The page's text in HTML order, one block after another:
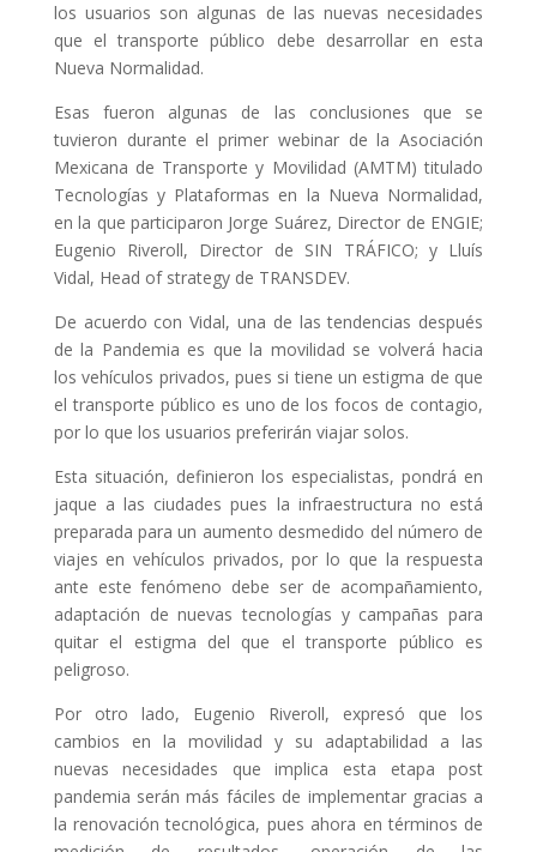
los usuarios son algunas de las nuevas necesidades
que el transporte público debe desarrollar en esta
Nueva Normalidad.
Esas fueron algunas de las conclusiones que se
tuvieron durante el primer webinar de la Asociación
Mexicana de Transporte y Movilidad (AMTM) titulado
Tecnologías y Plataformas en la Nueva Normalidad,
en la que participaron Jorge Suárez, Director de ENGIE;
Eugenio Riveroll, Director de SIN TRÁFICO; y Lluís
Vidal, Head of strategy de TRANSDEV.
De acuerdo con Vidal, una de las tendencias después
de la Pandemia es que la movilidad se volverá hacia
los vehículos privados, pues si tiene un estigma de que
el transporte público es uno de los focos de contagio,
por lo que los usuarios preferirán viajar solos.
Esta situación, definieron los especialistas, pondrá en
jaque a las ciudades pues la infraestructura no está
preparada para un aumento desmedido del número de
viajes en vehículos privados, por lo que la respuesta
ante este fenómeno debe ser de acompañamiento,
adaptación de nuevas tecnologías y campañas para
quitar el estigma del que el transporte público es
peligroso.
Por otro lado, Eugenio Riveroll, expresó que los
cambios en la movilidad y su adaptabilidad a las
nuevas necesidades que implica esta etapa post
pandemia serán más fáciles de implementar gracias a
la renovación tecnológica, pues ahora en términos de